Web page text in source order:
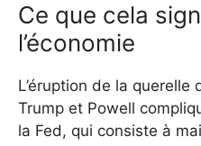
Ce que cela
l’économie
L’éruption de la
Trump et Powell
la Fed, qui consiste à